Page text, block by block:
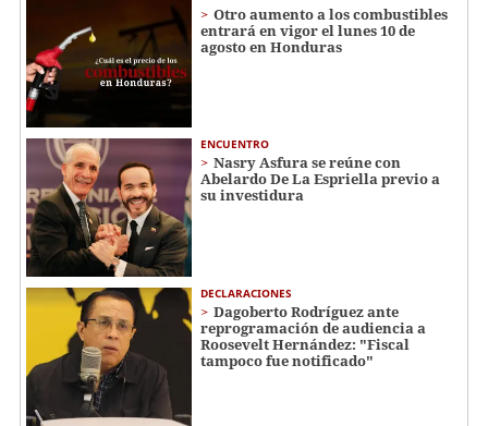
Otro aumento a los combustibles
entrará en vigor el lunes 10 de
agosto en Honduras
ENCUENTRO
Nasry Asfura se reúne con
Abelardo De La Espriella previo a
su investidura
DECLARACIONES
Dagoberto Rodríguez ante
reprogramación de audiencia a
Roosevelt Hernández: "Fiscal
tampoco fue notificado"